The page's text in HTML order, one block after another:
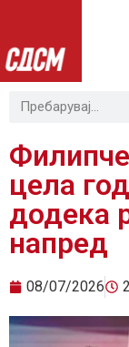
цела
додека
напред
08/07/2026